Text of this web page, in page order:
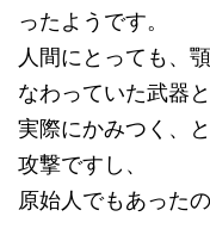
ったようです。
人間にとっても、
なわっていた武器
実際にかみつく、
攻撃ですし、
原始人でもあった